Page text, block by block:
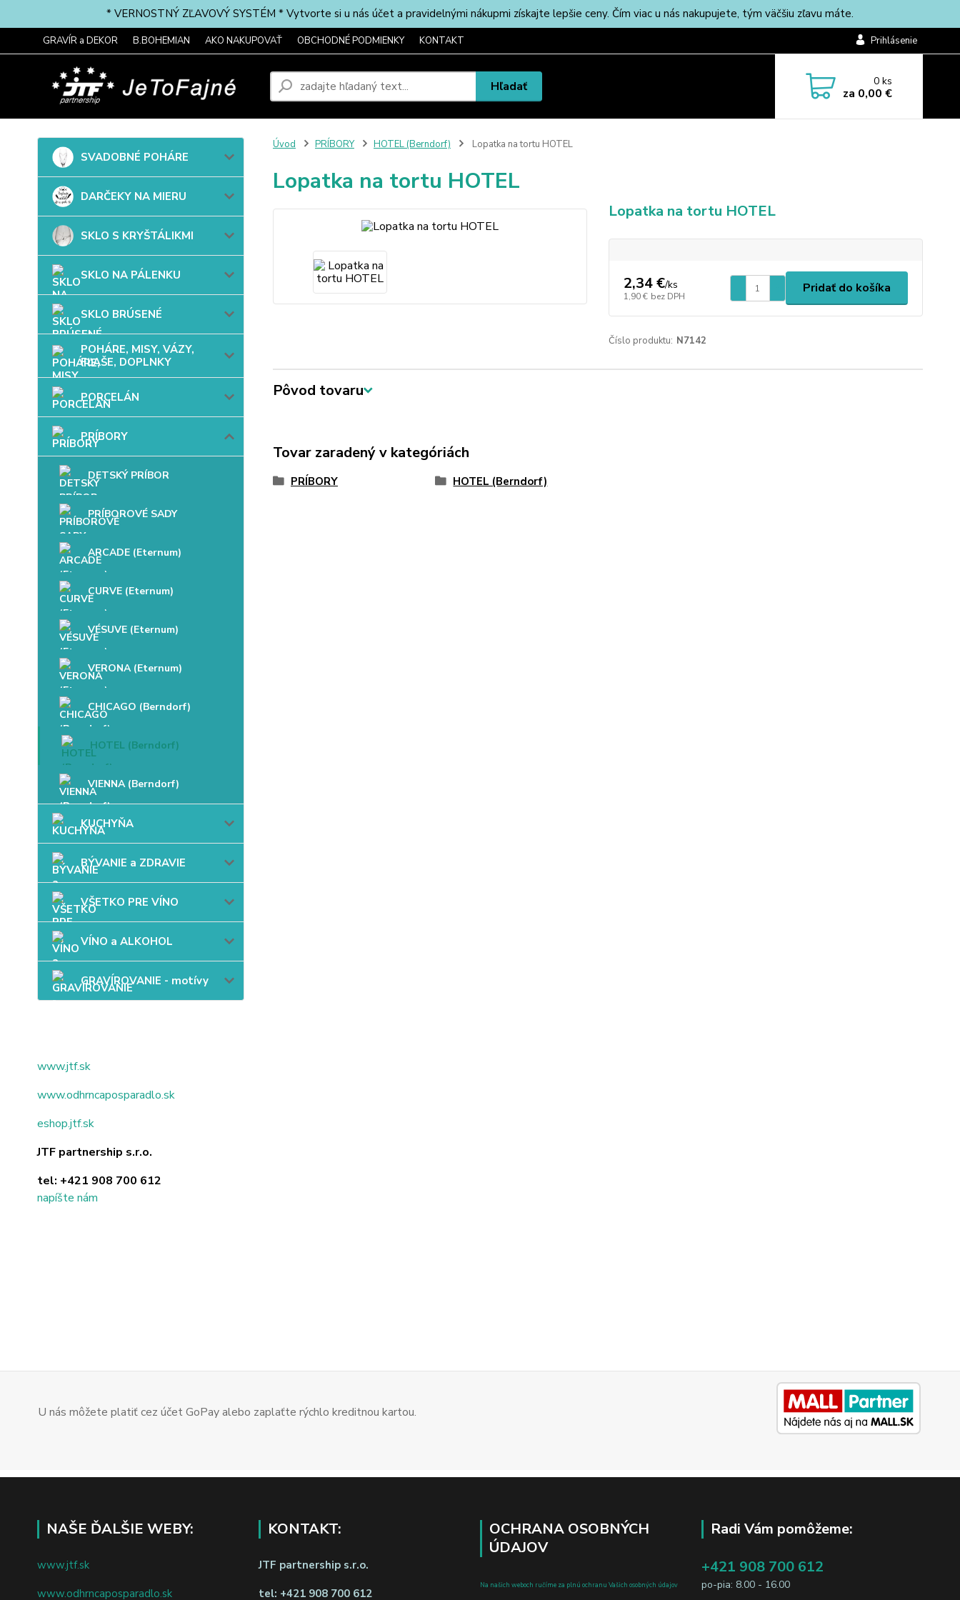
* VERNOSTNÝ ZĽAVOVÝ SYSTÉM * Vytvorte si u nás účet a pravidelnými nákupmi získajte lepšie ceny. Čím viac u nás nakupujete, tým väčšiu zľavu máte.
GRAVÍR a DEKOR B.BOHEMIAN AKO NAKUPOVAŤ OBCHODNÉ PODMIENKY KONTAKT Prihlásenie
Hľadať 0ks
za 0,00 €
SVADOBNÉ POHÁRE
DARČEKY NA MIERU
SKLO S KRYŠTÁLIKMI
SKLO NA PÁLENKU
SKLO BRÚSENÉ
POHÁRE, MISY, VÁZY,
FĽAŠE, DOPLNKY
PORCELÁN
PRÍBORY
DETSKÝ PRÍBOR
PRÍBOROVÉ SADY
ARCADE (Eternum)
CURVE (Eternum)
VÉSUVE (Eternum)
VERONA (Eternum)
CHICAGO (Berndorf)
HOTEL (Berndorf)
VIENNA (Berndorf)
KUCHYŇA
BÝVANIE a ZDRAVIE
VŠETKO PRE VÍNO
VÍNO a ALKOHOL
GRAVÍROVANIE - motívy
www.jtf.sk
www.odhrncaposparadlo.sk
eshop.jtf.sk
JTF partnership s.r.o.
tel: +421 908 700 612
napíšte nám
Úvod PRÍBORY HOTEL (Berndorf) Lopatka na tortu HOTEL
Lopatka na tortu HOTEL
Lopatka na tortu HOTEL
2,34 €/ks
1,90 € bez DPH
Pridať do košíka
Číslo produktu: N7142
Pôvod tovaru
Tovar zaradený v kategóriách
PRÍBORY HOTEL (Berndorf)
U nás môžete platiť cez účet GoPay alebo zaplaťte rýchlo kreditnou kartou.
NAŠE ĎALŠIE WEBY:
www.jtf.sk
www.odhrncaposparadlo.sk
KONTAKT:
JTF partnership s.r.o.
tel: +421 908 700 612
OCHRANA OSOBNÝCH
ÚDAJOV
Na našich weboch ručíme za plnú ochranu Vašich osobných údajov
Radi Vám pomôžeme:
+421 908 700 612
po-pia: 8.00 - 16.00